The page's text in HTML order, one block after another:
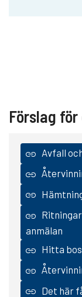
Förslag för
Avfall
anmälan
Hitta
Det här